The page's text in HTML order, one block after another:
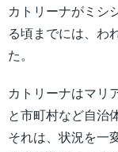
カトリーナがミシ
る頃までには、わ
た。
カトリーナはマリ
と市町村など自治
それは、状況を一